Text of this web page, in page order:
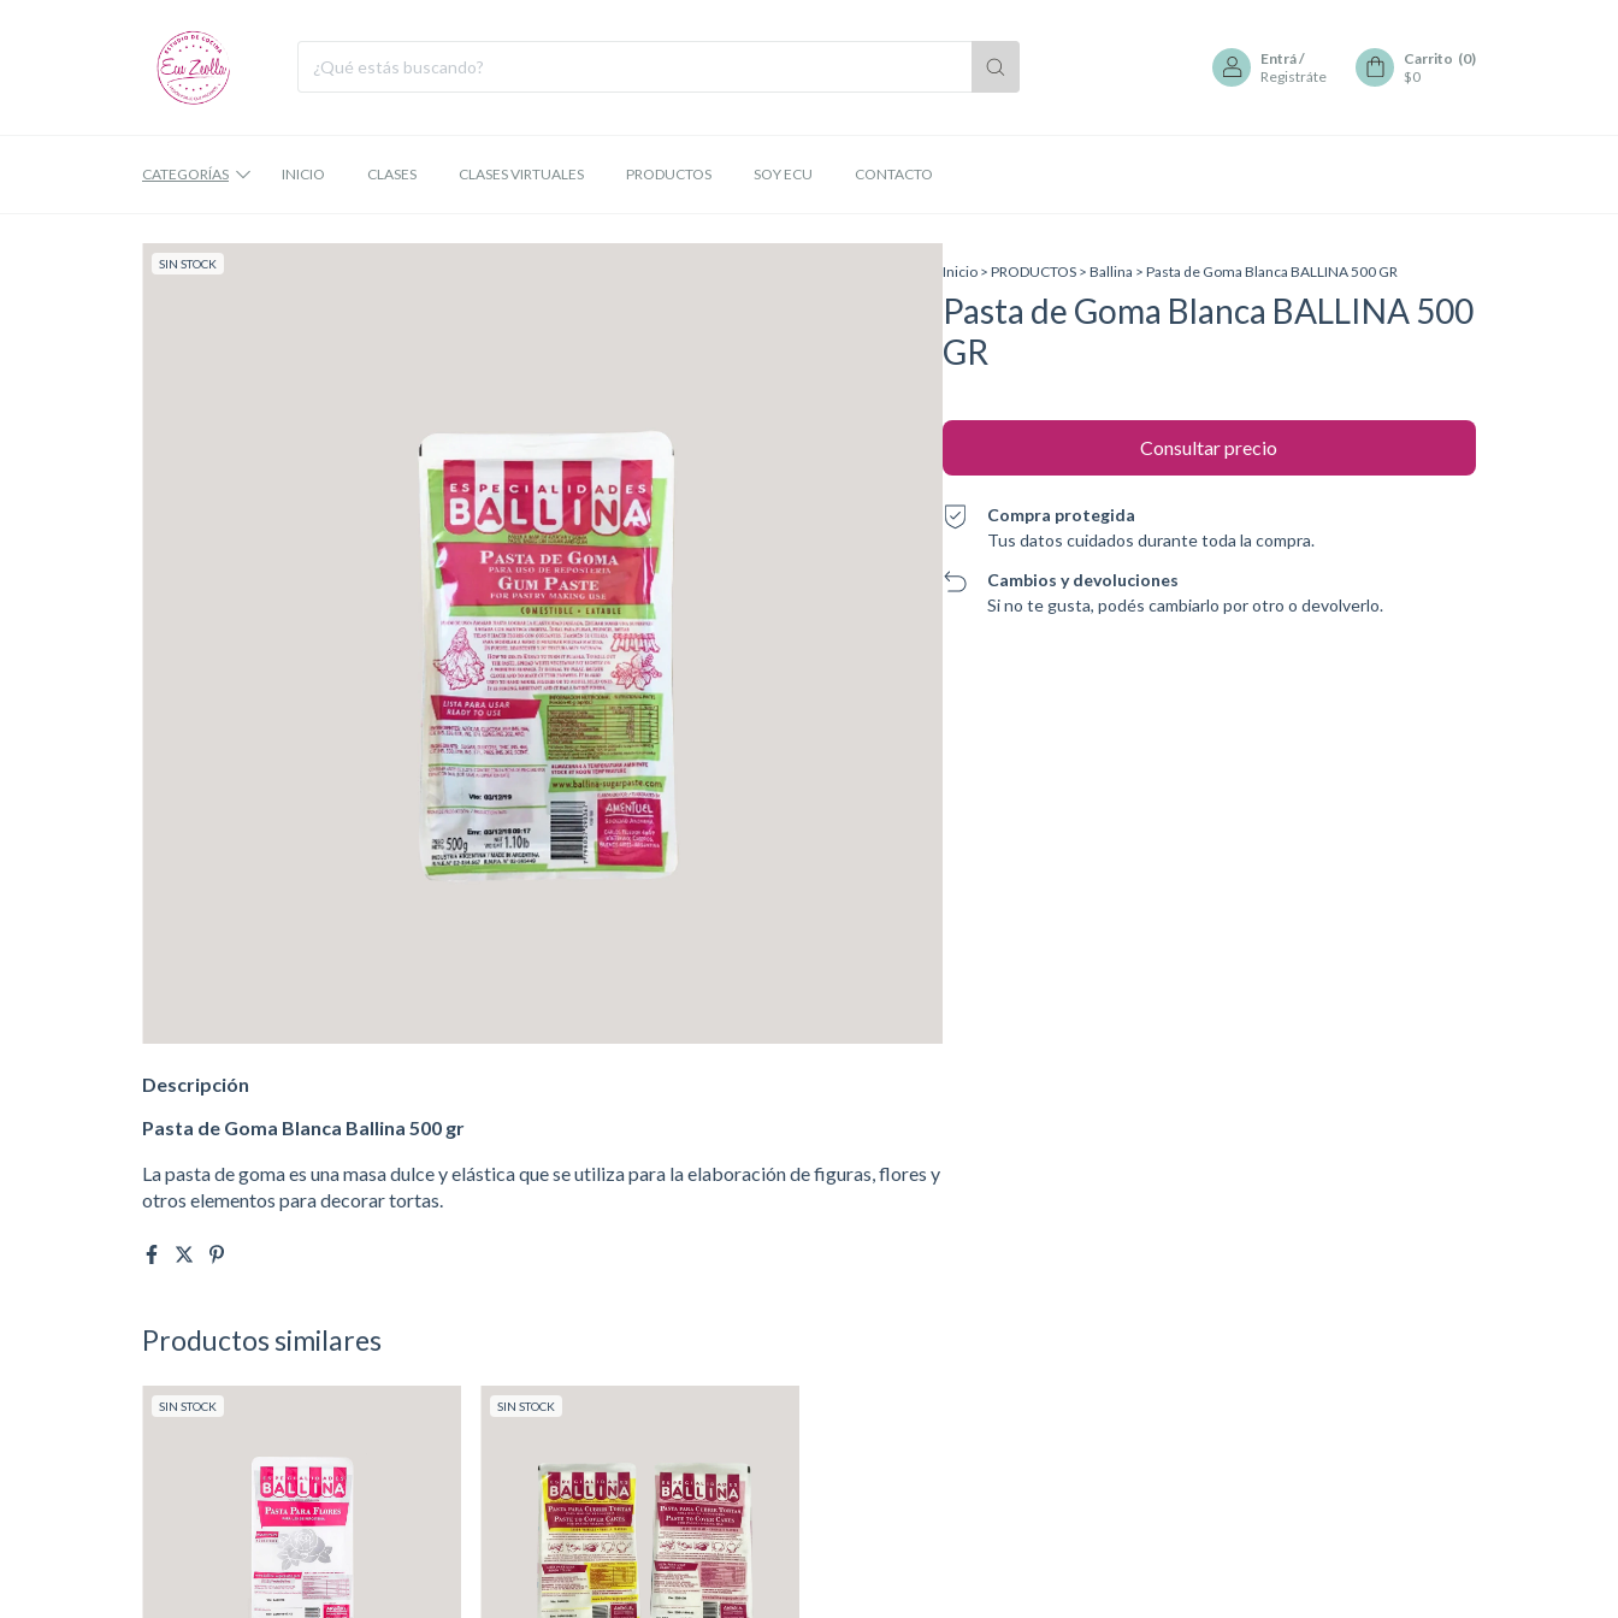
Entrá/
Registráte
Carrito (0)
$0
CATEGORÍAS INICIO CLASES CLASES VIRTUALES PRODUCTOS SOY ECU CONTACTO
SIN STOCK Inicio > PRODUCTOS > Ballina > Pasta de Goma Blanca BALLINA 500 GR
Pasta de Goma Blanca BALLINA 500
GR
Compra protegida
Tus datos cuidados durante toda la compra.
Cambios y devoluciones
Si no te gusta, podés cambiarlo por otro o devolverlo.
Descripción
Pasta de Goma Blanca Ballina 500 gr
La pasta de goma es una masa dulce y elástica que se utiliza para la elaboración de figuras, flores y
otros elementos para decorar tortas.
Productos similares
SIN STOCK SIN STOCK